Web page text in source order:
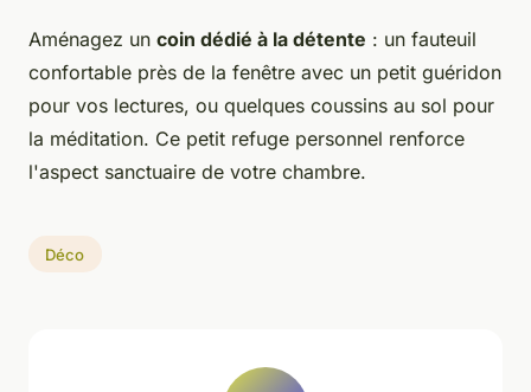
Aménagez un coin dédié à la détente : un fauteuil
confortable près de la fenêtre avec un petit guéridon
pour vos lectures, ou quelques coussins au sol pour
la méditation. Ce petit refuge personnel renforce
l'aspect sanctuaire de votre chambre.
Déco